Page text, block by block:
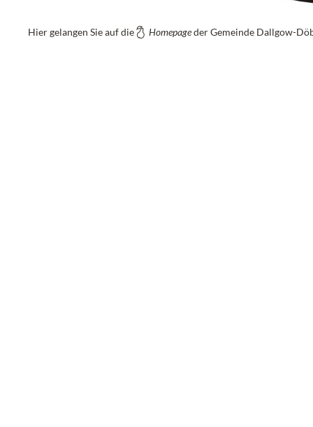
Hier gelangen Sie auf die Homepageder Gemeinde Dallgow-